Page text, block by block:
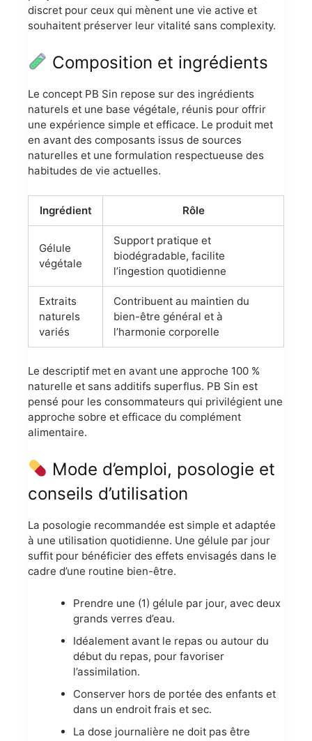
discret pour ceux qui mènent une vie active et
souhaitent préserver leur vitalité sans complexity.
Composition et ingrédients
Le concept PB Sin repose sur des ingrédients
naturels et une base végétale, réunis pour offrir
une expérience simple et efficace. Le produit met
en avant des composants issus de sources
naturelles et une formulation respectueuse des
habitudes de vie actuelles.
Ingrédient Rôle
Gélule
végétale
Support pratique et
biodégradable, facilite
l’ingestion quotidienne
Extraits
naturels
variés
Contribuent au maintien du
bien-être général et à
l’harmonie corporelle
Le descriptif met en avant une approche 100 %
naturelle et sans additifs superflus. PB Sin est
pensé pour les consommateurs qui privilégient une
approche sobre et efficace du complément
alimentaire.
Mode d’emploi, posologie et
conseils d’utilisation
La posologie recommandée est simple et adaptée
à une utilisation quotidienne. Une gélule par jour
suffit pour bénéficier des effets envisagés dans le
cadre d’une routine bien-être.
Prendre une (1) gélule par jour, avec deux
grands verres d’eau.
Idéalement avant le repas ou autour du
début du repas, pour favoriser
l’assimilation.
Conserver hors de portée des enfants et
dans un endroit frais et sec.
La dose journalière ne doit pas être